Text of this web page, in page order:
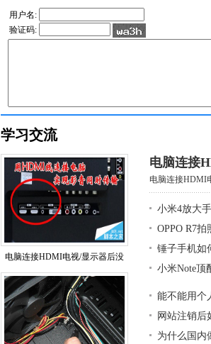
用户名:
验证码:
学习交流
电脑连接HDMI电视/显示器后没
电脑连接
电脑连接HDMI
小米4放大
OPPO R7
锤子手机如
小米Note顶
能不能用个
网站注销后
为什么国内